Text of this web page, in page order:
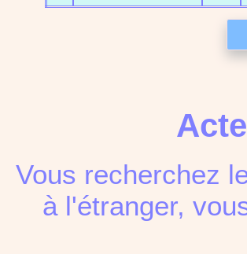
Vous recherchez
à l'étranger,